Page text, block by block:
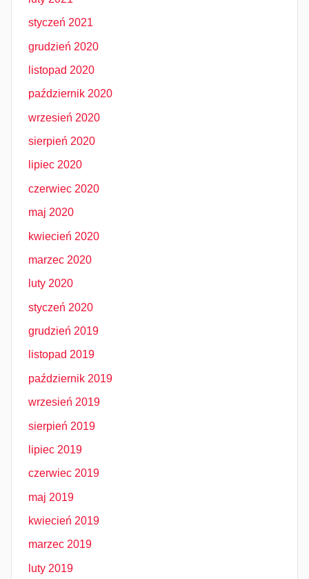
styczeń 2021
grudzień 2020
listopad 2020
październik 2020
wrzesień 2020
sierpień 2020
lipiec 2020
czerwiec 2020
maj 2020
kwiecień 2020
marzec 2020
luty 2020
styczeń 2020
grudzień 2019
listopad 2019
październik 2019
wrzesień 2019
sierpień 2019
lipiec 2019
czerwiec 2019
maj 2019
kwiecień 2019
marzec 2019
luty 2019